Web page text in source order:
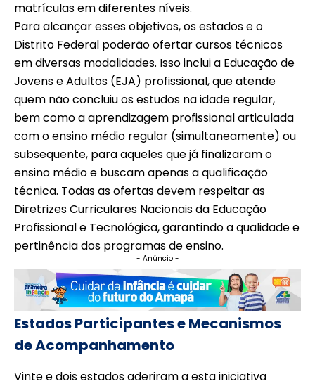
matrículas em diferentes níveis.
Para alcançar esses objetivos, os estados e o
Distrito Federal poderão ofertar cursos técnicos
em diversas modalidades. Isso inclui a Educação de
Jovens e Adultos (EJA) profissional, que atende
quem não concluiu os estudos na idade regular,
bem como a aprendizagem profissional articulada
com o ensino médio regular (simultaneamente) ou
subsequente, para aqueles que já finalizaram o
ensino médio e buscam apenas a qualificação
técnica. Todas as ofertas devem respeitar as
Diretrizes Curriculares Nacionais da Educação
Profissional e Tecnológica, garantindo a qualidade e
pertinência dos programas de ensino.
- Anúncio -
Estados Participantes e Mecanismos
de Acompanhamento
Vinte e dois estados aderiram a esta iniciativa